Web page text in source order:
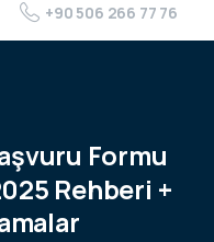
+90 506 266 77 76
Formu
Rehberi +